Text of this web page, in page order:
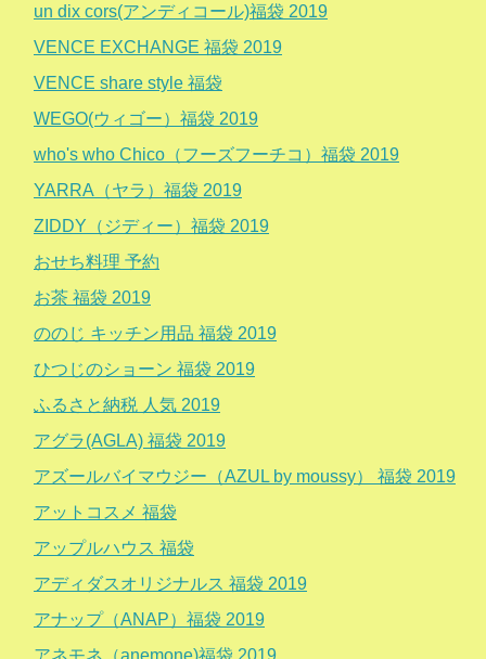
un dix cors(アンディコール)福袋 2019
VENCE EXCHANGE 福袋 2019
VENCE share style 福袋
WEGO(ウィゴー）福袋 2019
who's who Chico（フーズフーチコ）福袋 2019
YARRA（ヤラ）福袋 2019
ZIDDY（ジディー）福袋 2019
おせち料理 予約
お茶 福袋 2019
ののじ キッチン用品 福袋 2019
ひつじのショーン 福袋 2019
ふるさと納税 人気 2019
アグラ(AGLA) 福袋 2019
アズールバイマウジー（AZUL by moussy） 福袋 2019
アットコスメ 福袋
アップルハウス 福袋
アディダスオリジナルス 福袋 2019
アナップ（ANAP）福袋 2019
アネモネ（anemone)福袋 2019